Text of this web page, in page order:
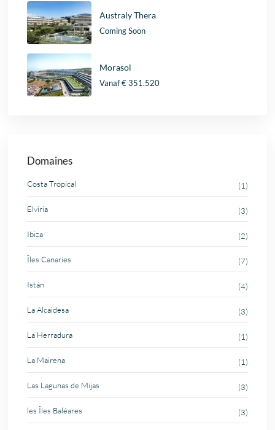
Australy Thera
Coming Soon
Morasol
Vanaf€ 351.520
Domaines
Costa Tropical (1)
Elviria (3)
Ibiza (2)
Îles Canaries (7)
Istán (4)
La Alcaidesa (3)
La Herradura (1)
La Mairena (1)
Las Lagunas de Mijas (3)
les Îles Baléares (3)